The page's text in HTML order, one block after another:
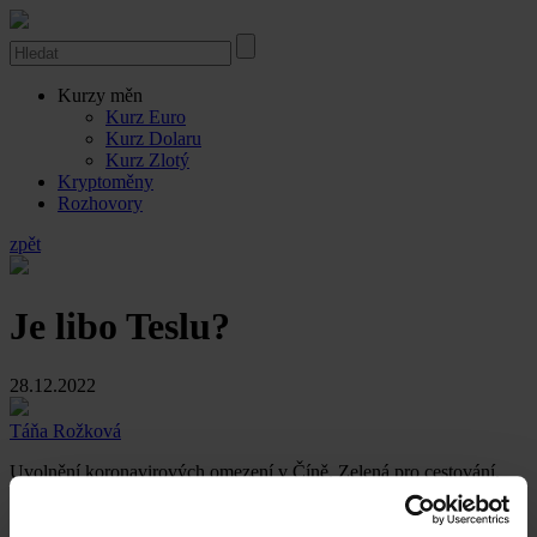
Kurzy měn
Kurz Euro
Kurz Dolaru
Kurz Zlotý
Kryptoměny
Rozhovory
zpět
Je libo Teslu?
28.12.2022
Táňa Rožková
Uvolnění koronavirových omezení v Číně. Zelená pro cestování,
červená pro ekonomiku. Další trable pro Elona Muska.